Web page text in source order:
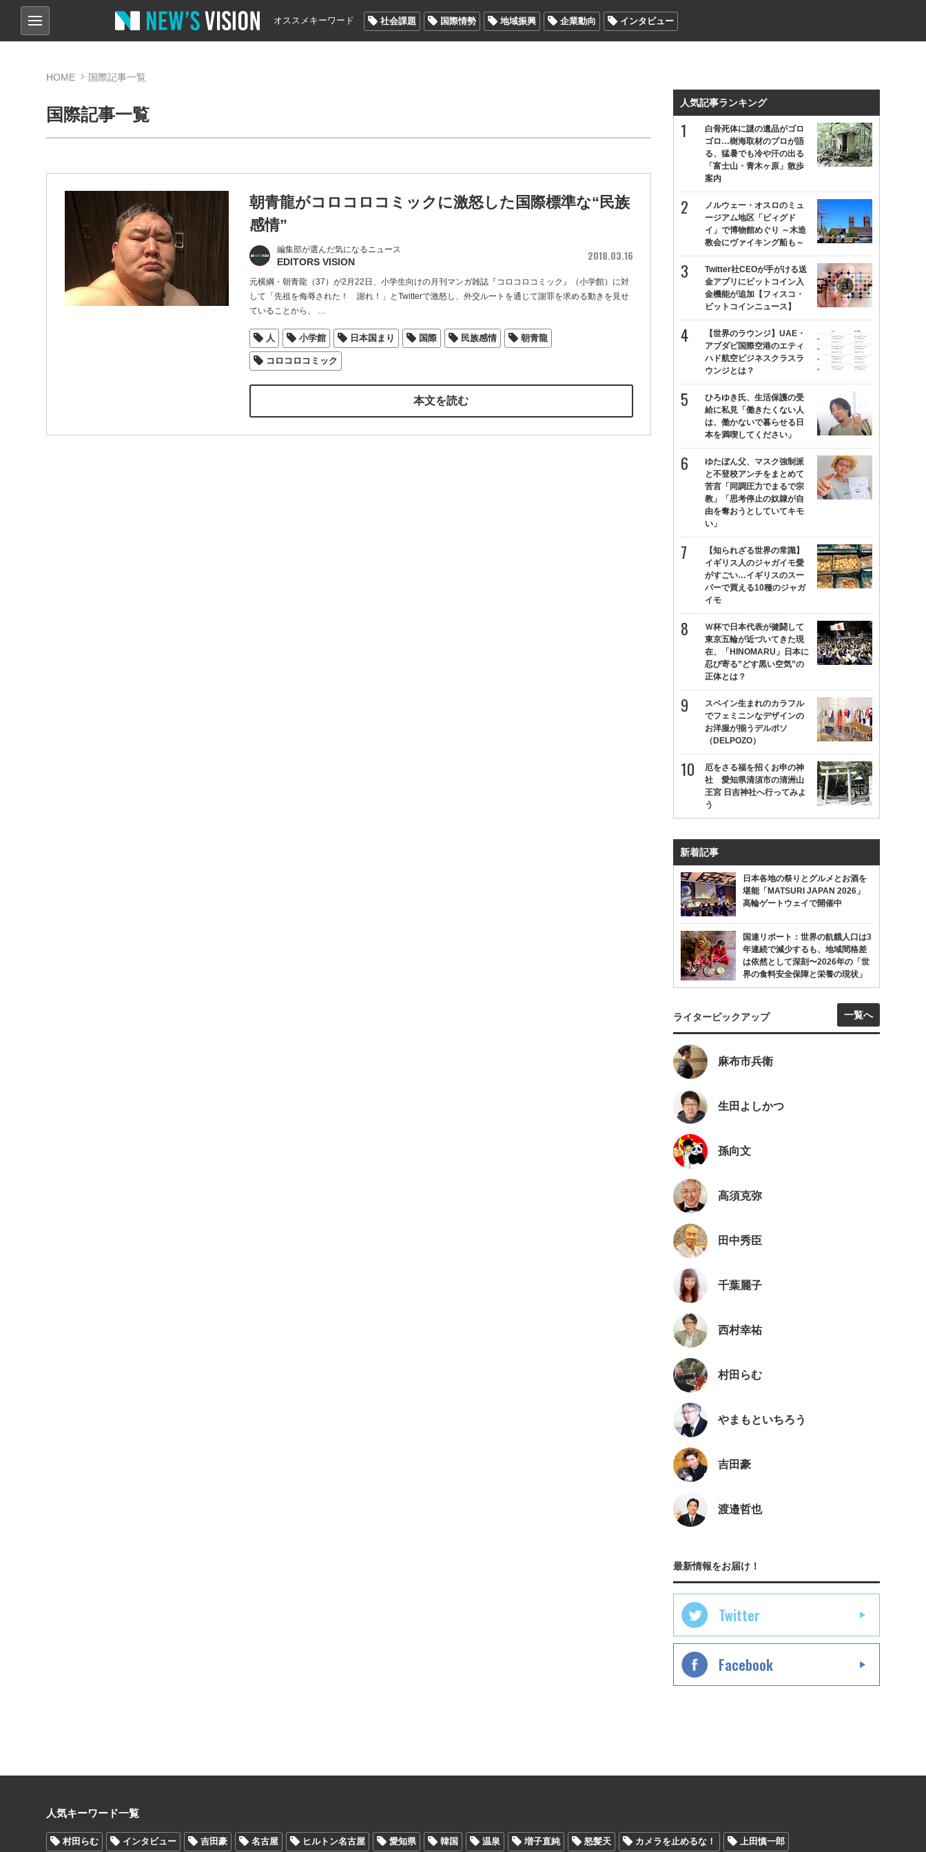
オススメキーワード 社会課題 国際情勢 地域振興 企業動向 インタビュー
HOME 国際記事一覧
国際記事一覧
朝青龍がコロコロコミックに激怒した国際標準な“民族
感情”
編集部が選んだ気になるニュース
EDITORS VISION 2018.03.16
元横綱・朝青龍（37）が2月22日、小学生向けの月刊マンガ雑誌『コロコロコミック』（小学館）に対
して「先祖を侮辱された！ 謝れ！」とTwitterで激怒し、外交ルートを通じて謝罪を求める動きを見せ
ていることから、
…
人 小学館 日本国まり 国際 民族感情 朝青龍
コロコロコミック
本文を読む
人気記事ランキング
白骨死体に謎の遺品がゴロ
ゴロ…樹海取材のプロが語
る、猛暑でも冷や汗の出る
「富士山・青木ヶ原」散歩
案内
ノルウェー・オスロのミュ
ージアム地区「ビィグド
イ」で博物館めぐり ～木造
教会にヴァイキング船も～
Twitter社CEOが手がける送
金アプリにビットコイン入
金機能が追加【フィスコ・
ビットコインニュース】
【世界のラウンジ】UAE・
アブダビ国際空港のエティ
ハド航空ビジネスクラスラ
ウンジとは？
ひろゆき氏、生活保護の受
給に私見「働きたくない人
は、働かないで暮らせる日
本を満喫してください」
ゆたぼん父、マスク強制派
と不登校アンチをまとめて
苦言「同調圧力でまるで宗
教」「思考停止の奴隷が自
由を奪おうとしていてキモ
い」
【知られざる世界の常識】
イギリス人のジャガイモ愛
がすごい…イギリスのスー
パーで買える10種のジャガ
イモ
Ｗ杯で日本代表が健闘して
東京五輪が近づいてきた現
在、「HINOMARU」日本に
忍び寄る”どす黒い空気”の
正体とは？
スペイン生まれのカラフル
でフェミニンなデザインの
お洋服が揃うデルポソ
（DELPOZO）
厄をさる福を招くお申の神
社 愛知県清須市の清洲山
王宮 日吉神社へ行ってみよ
う
新着記事
日本各地の祭りとグルメとお酒を
堪能「MATSURI JAPAN 2026」
高輪ゲートウェイで開催中
国連リポート：世界の飢餓人口は3
年連続で減少するも、地域間格差
は依然として深刻〜2026年の「世
界の食料安全保障と栄養の現状」
ライターピックアップ 一覧へ
麻布市兵衛
生田よしかつ
孫向文
高須克弥
田中秀臣
千葉麗子
西村幸祐
村田らむ
やまもといちろう
吉田豪
渡邉哲也
最新情報をお届け！
Twitter
Facebook
人気キーワード一覧
村田らむ インタビュー 吉田豪 名古屋 ヒルトン名古屋 愛知県 韓国 温泉 増子直純 怒髪天 カメラを止めるな！ 上田慎一郎